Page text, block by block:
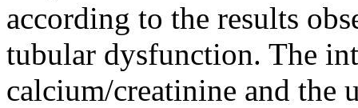
according to the results
tubular dysfunction. The
calcium/creatinine and the